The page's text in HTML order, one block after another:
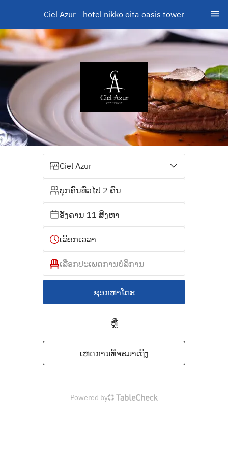
Ciel Azur - hotel nikko oita oasis tower
Ciel Azur
ບຸກຄົນທົ່ວໄປ 2 ຄົນ
ອັງຄານ 11 ສິງຫາ
ເລືອກເວລາ
ເລືອກປະເພດການບໍລິການ
ຊອກຫາໂຕະ
ຫຼື
ເຫດການທີ່ຈະມາເຖິງ
Powered by